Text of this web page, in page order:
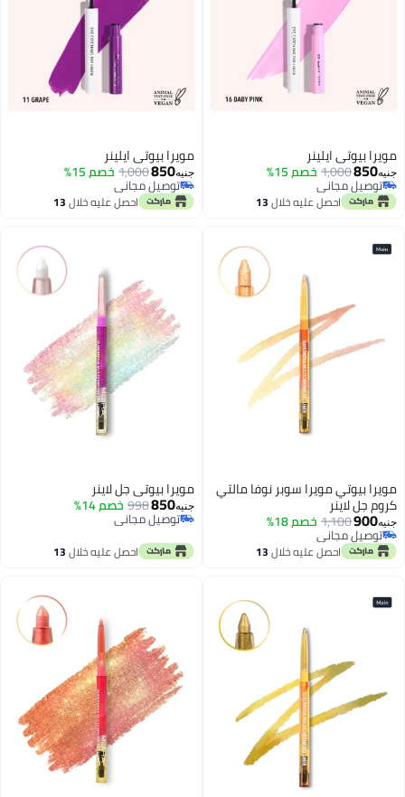
مويرا بيوتي ايلينر
جنيه850
1,000خصم 15%
توصيل مجاني
توصيل مجانياحصل عليه خلال13
مويرا بيوتي ايلينر
جنيه850
1,000خصم 15%
توصيل مجاني
توصيل مجانياحصل عليه خلال13
مويرا بيوتي مويرا سوبر نوفا مالتي
كروم جل لاينر
جنيه900
1,100خصم 18%
توصيل مجاني
توصيل مجانياحصل عليه خلال13
مويرا بيوتي جل لاينر
جنيه850
998 خصم 14%
توصيل مجاني
توصيل مجاني
احصل عليه خلال13